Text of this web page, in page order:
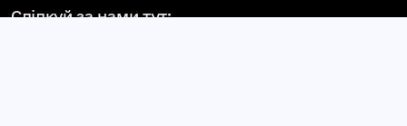
Слідкуй за нами тут: